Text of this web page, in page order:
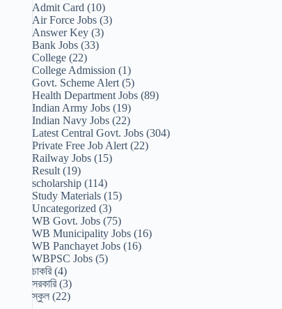
Admit Card (10)
Air Force Jobs (3)
Answer Key (3)
Bank Jobs (33)
College (22)
College Admission (1)
Govt. Scheme Alert (5)
Health Department Jobs (89)
Indian Army Jobs (19)
Indian Navy Jobs (22)
Latest Central Govt. Jobs (304)
Private Free Job Alert (22)
Railway Jobs (15)
Result (19)
scholarship (114)
Study Materials (15)
Uncategorized (3)
WB Govt. Jobs (75)
WB Municipality Jobs (16)
WB Panchayet Jobs (16)
WBPSC Jobs (5)
চাকরি(4)
সরকারি(3)
স্কুল (22)